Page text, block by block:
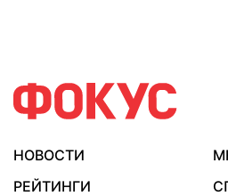
НОВОСТИ
РЕЙТИНГИ